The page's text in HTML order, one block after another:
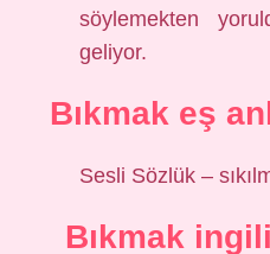
söylemekten
geliyor.
Bıkmak eş
Sesli Sözlük –
Bıkmak